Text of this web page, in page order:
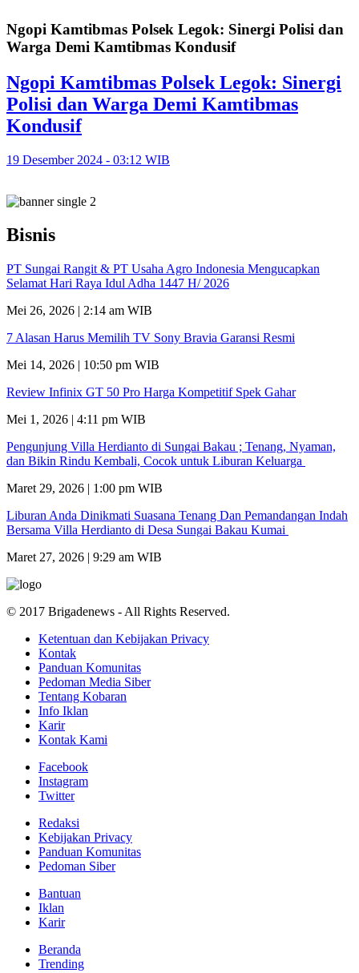
Ngopi Kamtibmas Polsek Legok: Sinergi Polisi dan
Warga Demi Kamtibmas Kondusif
Ngopi Kamtibmas Polsek Legok: Sinergi
Polisi dan Warga Demi Kamtibmas
Kondusif
19 Desember 2024 - 03:12 WIB
Bisnis
PT Sungai Rangit & PT Usaha Agro Indonesia Mengucapkan
Selamat Hari Raya Idul Adha 1447 H/ 2026
Mei 26, 2026 | 2:14 am WIB
7 Alasan Harus Memilih TV Sony Bravia Garansi Resmi
Mei 14, 2026 | 10:50 pm WIB
Review Infinix GT 50 Pro Harga Kompetitif Spek Gahar
Mei 1, 2026 | 4:11 pm WIB
Pengunjung Villa Herdianto di Sungai Bakau ; Tenang, Nyaman,
dan Bikin Rindu Kembali, Cocok untuk Liburan Keluarga
Maret 29, 2026 | 1:00 pm WIB
Liburan Anda Dinikmati Suasana Tenang Dan Pemandangan Indah
Bersama Villa Herdianto di Desa Sungai Bakau Kumai
Maret 27, 2026 | 9:29 am WIB
© 2017 Brigadenews - All Rights Reserved.
Ketentuan dan Kebijakan Privacy
Kontak
Panduan Komunitas
Pedoman Media Siber
Tentang Kobaran
Info Iklan
Karir
Kontak Kami
Facebook
Instagram
Twitter
Redaksi
Kebijakan Privacy
Panduan Komunitas
Pedoman Siber
Bantuan
Iklan
Karir
Beranda
Trending